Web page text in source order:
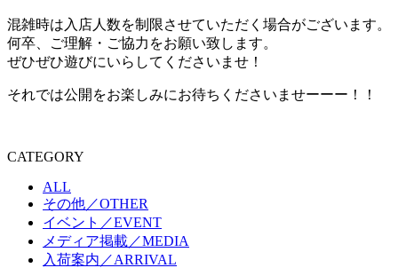
混雑時は入店人数を制限させていただく場合がございます。
何卒、ご理解・ご協力をお願い致します。
ぜひぜひ遊びにいらしてくださいませ！
それでは公開をお楽しみにお待ちくださいませーーー！！
CATEGORY
ALL
その他／OTHER
イベント／EVENT
メディア掲載／MEDIA
入荷案内／ARRIVAL